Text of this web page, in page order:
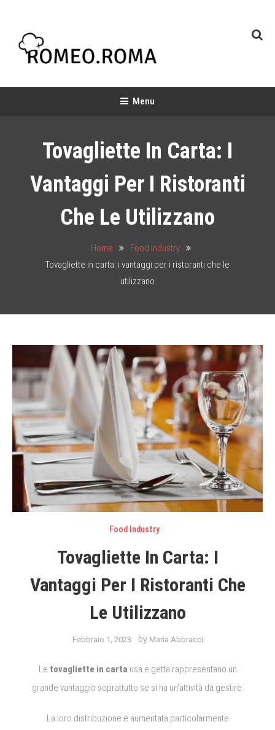
Content
Menu
Tovagliette In Carta: I
Vantaggi Per I Ristoranti
Che Le Utilizzano
Home
Food Industry
Tovagliette in carta: i vantaggi per i ristoranti che le
utilizzano
Food Industry
Tovagliette In Carta: I
Vantaggi Per I Ristoranti Che
Le Utilizzano
Febbraio 1, 2023 by Maria Abbracci
Le tovagliette in carta usa e getta rappresentano un
grande vantaggio soprattutto se si ha un’attività da gestire.
La loro distribuzione è aumentata particolarmente